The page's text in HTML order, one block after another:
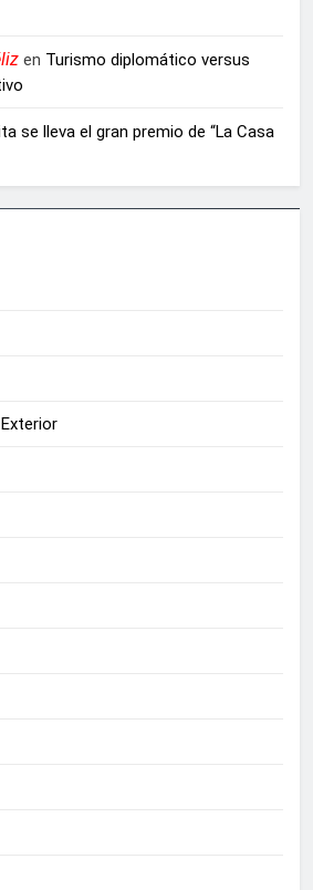
en Turismo diplomático versus
se lleva el gran premio de “La Casa